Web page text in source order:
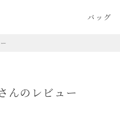
バッグ
んのレビュー